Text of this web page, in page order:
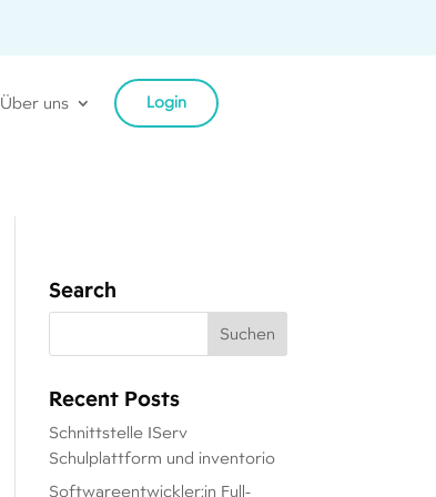
Über uns Login
Search
Recent Posts
Schnittstelle IServ
Schulplattform und inventorio
Softwareentwickler:in Full-